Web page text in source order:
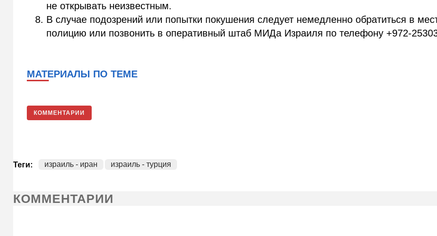
не открывать неизвестным.
В случае подозрений или попытки покушения следует немедленно обратиться в
полицию или позвонить в оперативный штаб МИДа Израиля по телефону +972-
МАТЕРИАЛЫ ПО ТЕМЕ
КОММЕНТАРИИ
Теги: израиль - иран израиль - турция
КОММЕНТАРИИ